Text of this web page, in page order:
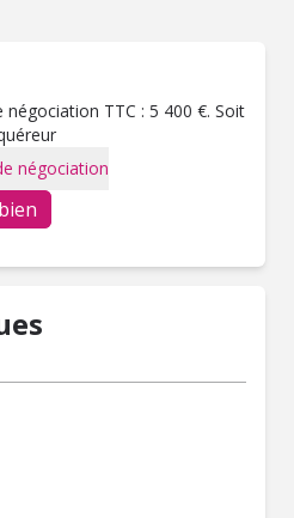
TTC : 5 400 €. Soit
négociation